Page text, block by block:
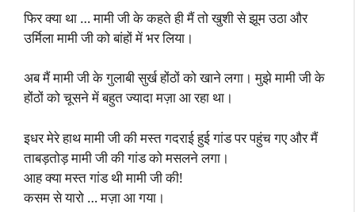
फिर क्या था … मामी जी के कहते ही मैं तो खुशी से झूम उठा और
उर्मिला मामी जी को बांहों में भर लिया।
अब मैं मामी जी के गुलाबी सुर्ख होंठों को खाने लगा। मुझे मामी जी के
होंठों को चूसने में बहुत ज्यादा मज़ा आ रहा था।
इधर मेरे हाथ मामी जी की मस्त गदराई हुई गांड पर पहुंच गए और मैं
ताबड़तोड़ मामी जी की गांड को मसलने लगा।
आह क्या मस्त गांड थी मामी जी की!
कसम से यारो … मज़ा आ गया।